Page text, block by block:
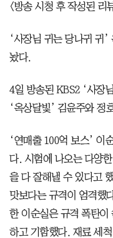
<방송 시청 후 작성된 리
‘사장님 귀는 당나귀 귀
놨다.
4일 방송된 KBS2 ‘사장
‘옥상달빛’ 김윤주와 정
‘연매출 100억 보스’ 이
다. 시험에 나오는 다양
을 다 잘해낼 수 있다고
맛보다는 규격이 엄격했
한 이순실은 규격 폭탄이
하고 기함했다. 재료 세